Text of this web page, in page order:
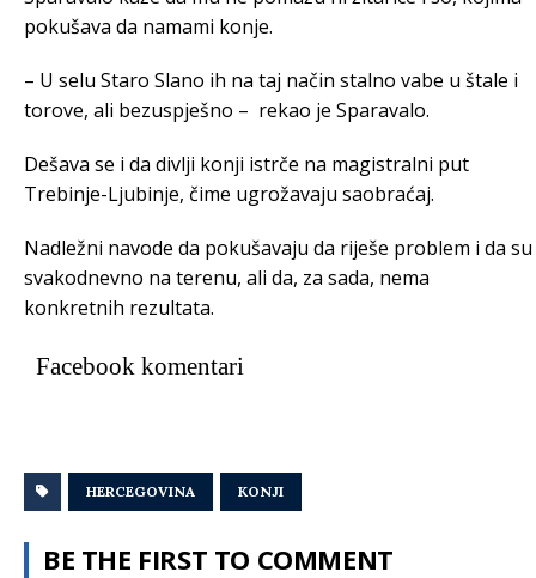
pokušava da namami konje.
– U selu Staro Slano ih na taj način stalno vabe u štale i
torove, ali bezuspješno – rekao je Sparavalo.
Dešava se i da divlji konji istrče na magistralni put
Trebinje-Ljubinje, čime ugrožavaju saobraćaj.
Nadležni navode da pokušavaju da riješe problem i da su
svakodnevno na terenu, ali da, za sada, nema
konkretnih rezultata.
Facebook komentari
HERCEGOVINA KONJI
BE THE FIRST TO COMMENT